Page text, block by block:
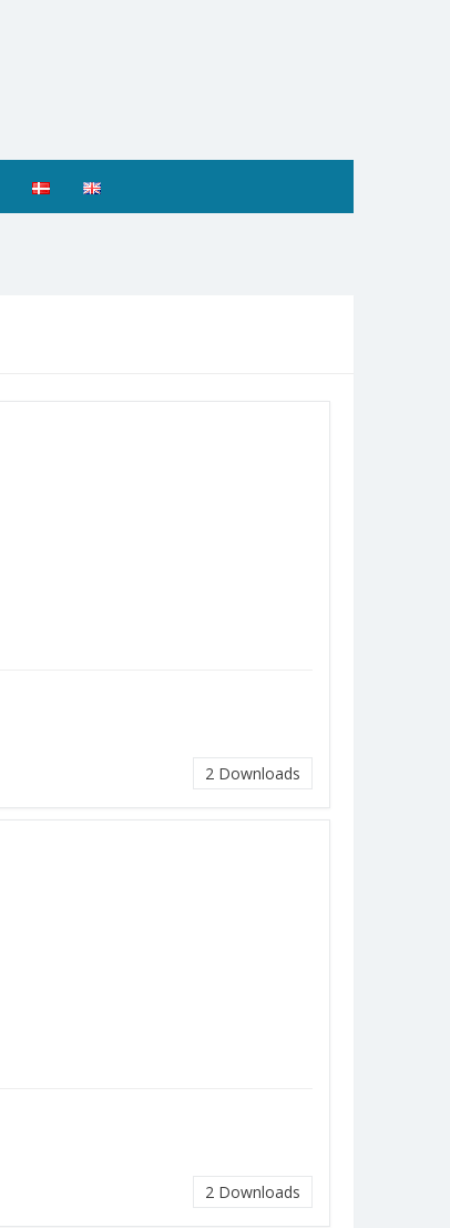
2 Downloads
2 Downloads